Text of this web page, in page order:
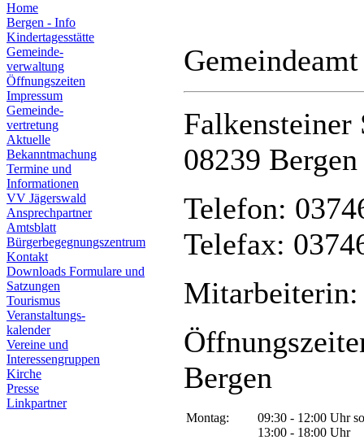
Home
Bergen - Info
Kindertagesstätte
Gemeinde-
verwaltung
Öffnungszeiten
Impressum
Gemeinde-
vertretung
Aktuelle
Bekanntmachung
Termine und
Informationen
VV Jägerswald
Ansprechpartner
Amtsblatt
Bürgerbegegnungszentrum
Kontakt
Downloads Formulare und
Satzungen
Tourismus
Veranstaltungs-
kalender
Vereine und
Interessen­gruppen
Kirche
Presse
Linkpartner
Falkensteiner
08239 Bergen
Telefon:
Telefax:
Mitarbeiterin:
Bergen
Montag:
09:30 - 12:00 Uhr
13:00 - 18:00 Uhr